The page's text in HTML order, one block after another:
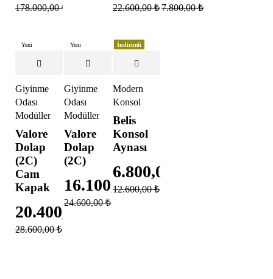
178.000,00₺ 22.600,00₺7.800,00₺
Yeni
Giyinme
Odası
Modülleri
Valore
Dolap
(2C)
Cam
Kapak
28.600,00₺
20.400,00₺
Yeni
Giyinme
Odası
Modülleri
Valore
Dolap
(2C)
24.600,00₺
16.100,00₺
İndirimli
Modern
Konsol
Belis
Konsol
Aynası
12.600,00₺
6.800,00